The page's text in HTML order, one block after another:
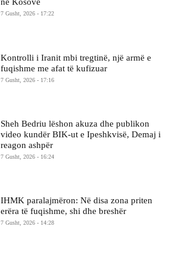
7 Gusht, 2026 - 17:22
Kontrolli i Iranit mbi tregtinë, një armë e
fuqishme me afat të kufizuar
7 Gusht, 2026 - 17:16
Sheh Bedriu lëshon akuza dhe publikon
video kundër BIK-ut e Ipeshkvisë, Demaj i
reagon ashpër
7 Gusht, 2026 - 16:24
IHMK paralajmëron: Në disa zona priten
erëra të fuqishme, shi dhe breshër
7 Gusht, 2026 - 14:28